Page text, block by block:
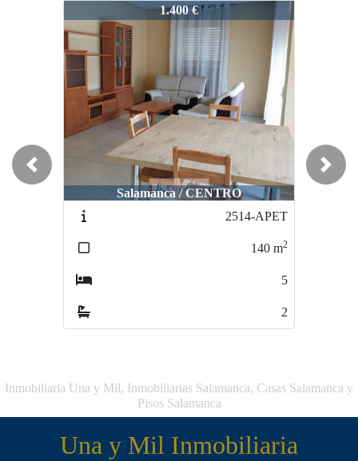
1.400 €
Salamanca / CENTRO
2514-APET
2
3245-AP 1.000 €
Salamanca / CENTRO
Previous Next
Inmobiliaria Una y Mil, Inmobiliarias Salamanca, Casas Salamanca y
Pisos Salamanca
Una y Mil Inmobiliaria